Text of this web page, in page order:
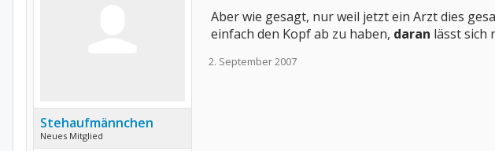
Stehaufmännchen
Neues Mitglied
Aber wie gesagt, nur weil jetzt ein Arzt dies
einfach den Kopf ab zu haben, daran lässt sich
2. September 2007